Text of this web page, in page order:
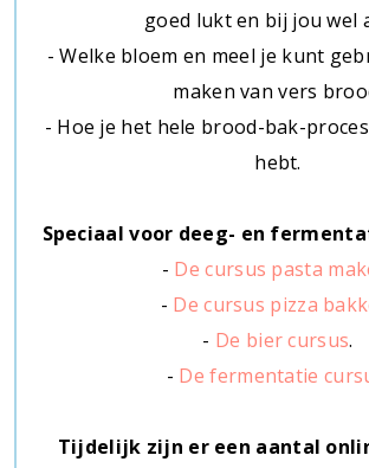
goed lukt en bij jou wel
- Welke bloem en meel je kunt
maken van vers
- Hoe je het hele brood-bak-
hebt.
Speciaal voor deeg- en
- De cursus pasta
- De cursus pizza
- De bier cursus.
- De fermentatie
Tijdelijk zijn er een aantal